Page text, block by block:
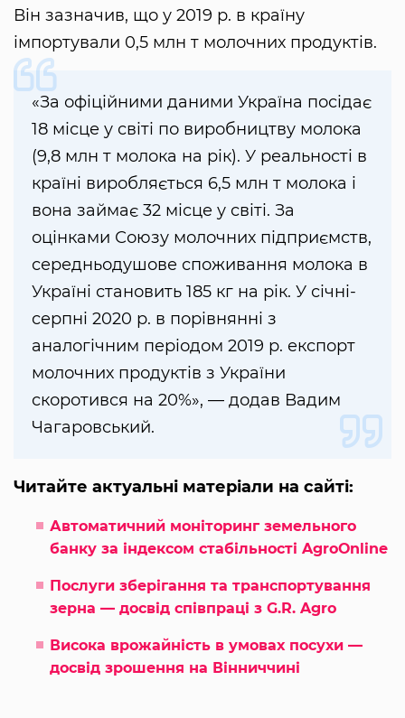
Він зазначив, що у 2019 р. в країну
імпортували 0,5 млн т молочних продуктів.
«За офіційними даними Україна посідає
18 місце у світі по виробництву молока
(9,8 млн т молока на рік). У реальності в
країні виробляється 6,5 млн т молока і
вона займає 32 місце у світі. За
оцінками Союзу молочних підприємств,
середньодушове споживання молока в
Україні становить 185 кг на рік. У січні-
серпні 2020 р. в порівнянні з
аналогічним періодом 2019 р. експорт
молочних продуктів з України
скоротився на 20%», — додав Вадим
Чагаровський.
Читайте актуальні матеріали на сайті:
Автоматичний моніторинг земельного
банку за індексом стабільності AgroОnline
Послуги зберігання та транспортування
зерна — досвід співпраці з G.R. Agro
Висока врожайність в умовах посухи —
досвід зрошення на Вінниччині